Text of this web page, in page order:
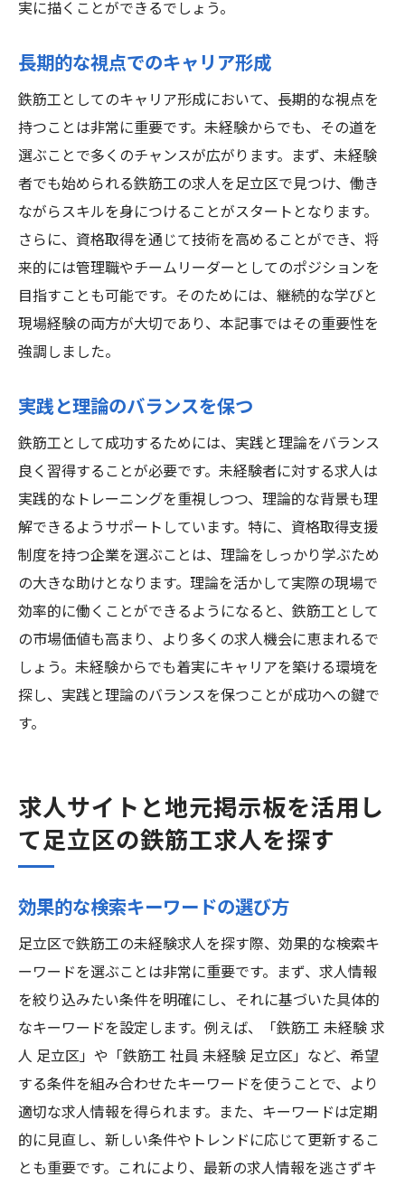
実に描くことができるでしょう。
長期的な視点でのキャリア形成
鉄筋工としてのキャリア形成において、長期的な視点を
持つことは非常に重要です。未経験からでも、その道を
選ぶことで多くのチャンスが広がります。まず、未経験
者でも始められる鉄筋工の求人を足立区で見つけ、働き
ながらスキルを身につけることがスタートとなります。
さらに、資格取得を通じて技術を高めることができ、将
来的には管理職やチームリーダーとしてのポジションを
目指すことも可能です。そのためには、継続的な学びと
現場経験の両方が大切であり、本記事ではその重要性を
強調しました。
実践と理論のバランスを保つ
鉄筋工として成功するためには、実践と理論をバランス
良く習得することが必要です。未経験者に対する求人は
実践的なトレーニングを重視しつつ、理論的な背景も理
解できるようサポートしています。特に、資格取得支援
制度を持つ企業を選ぶことは、理論をしっかり学ぶため
の大きな助けとなります。理論を活かして実際の現場で
効率的に働くことができるようになると、鉄筋工として
の市場価値も高まり、より多くの求人機会に恵まれるで
しょう。未経験からでも着実にキャリアを築ける環境を
探し、実践と理論のバランスを保つことが成功への鍵で
す。
求人サイトと地元掲示板を活用し
て足立区の鉄筋工求人を探す
効果的な検索キーワードの選び方
足立区で鉄筋工の未経験求人を探す際、効果的な検索キ
ーワードを選ぶことは非常に重要です。まず、求人情報
を絞り込みたい条件を明確にし、それに基づいた具体的
なキーワードを設定します。例えば、「鉄筋工 未経験 求
人 足立区」や「鉄筋工 社員 未経験 足立区」など、希望
する条件を組み合わせたキーワードを使うことで、より
適切な求人情報を得られます。また、キーワードは定期
的に見直し、新しい条件やトレンドに応じて更新するこ
とも重要です。これにより、最新の求人情報を逃さずキ